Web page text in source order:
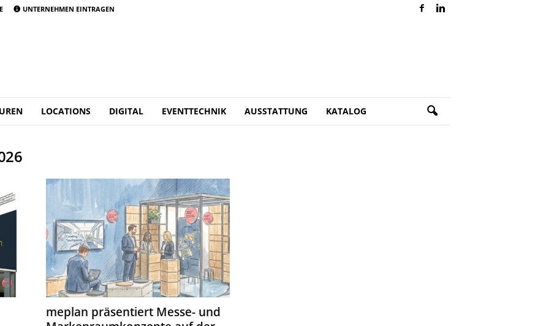
UNTERNEHMEN EINTRAGEN
LOCATIONS DIGITAL EVENTTECHNIK AUSSTATTUNG KATALOG
meplan präsentiert Messe- und